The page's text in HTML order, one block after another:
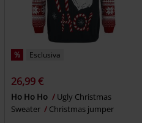
% Esclusiva
26,99 €
Ho Ho Ho
Ugly Christmas
Sweater
Christmas jumper